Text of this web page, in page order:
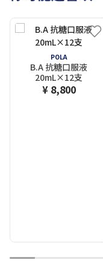
POLA
B.A 抗糖口服液
20mL×12支
¥ 8,800
1 2 3 4